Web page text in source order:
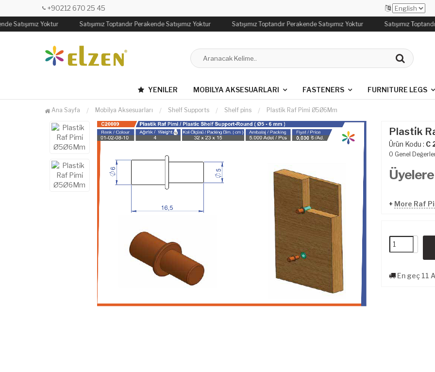
+90212 670 25 45
Satışımız Yoktur Satışımız Toptandır Perakende Satışımız Yoktur Satışımız Toptandır Perakende Satışımız Yoktur Satışımız
YENILER MOBILYA AKSESUARLARI FASTENERS FURNITURE LEGS
Ana Sayfa Mobilya Aksesuarları Shelf Supports Shelf pins Plasti̇k Raf Pi̇mi̇ Ø5Ø6Mm
Plasti̇k
Ürün Kodu : C
0 Genel
+ More Raf
En geç 11